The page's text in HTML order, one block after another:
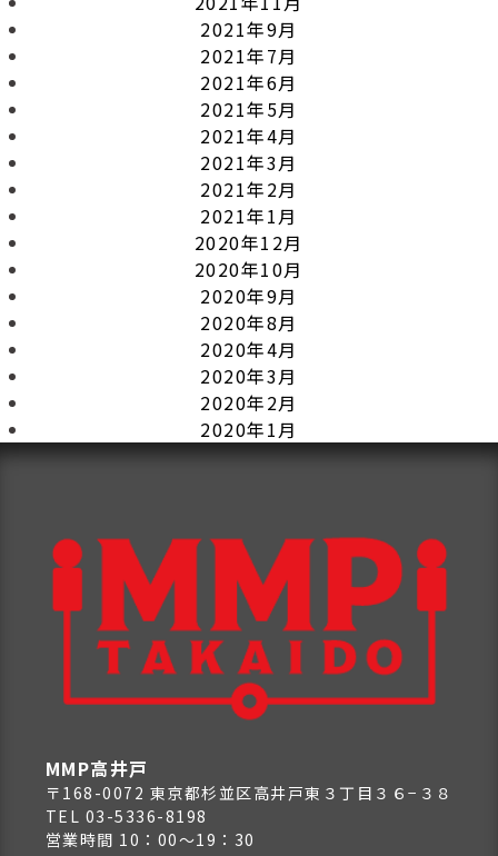
2021年9月
2021年7月
2021年6月
2021年5月
2021年4月
2021年3月
2021年2月
2021年1月
2020年12月
2020年10月
2020年9月
2020年8月
2020年4月
2020年3月
2020年2月
2020年1月
MMP高井戸
〒168-0072 東京都杉並区高井戸東３丁目３６−３８
TEL 03-5336-8198
営業時間 10：00～19：30